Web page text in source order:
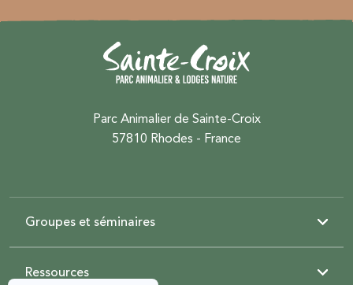
Parc Animalier de Sainte-Croix
57810 Rhodes - France
Groupes et séminaires
Ressources